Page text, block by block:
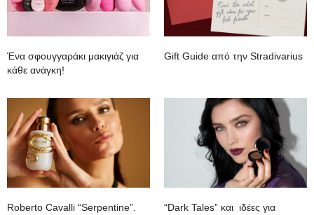
Ένα σφουγγαράκι μακιγιάζ για
κάθε ανάγκη!
Gift Guide από την Stradivarius
Roberto Cavalli “Serpentine”.
“Dark Tales” και ιδέες για